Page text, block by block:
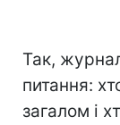
Так,
питання:
загалом і